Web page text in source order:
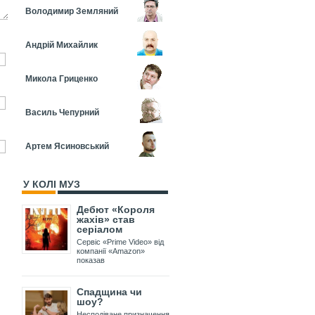
Володимир Земляний
Андрій Михайлик
Микола Гриценко
Василь Чепурний
Артем Ясиновський
У КОЛІ МУЗ
Дебют «Короля
жахів» став
серіалом
Сервіс «Prime Video» від
компанії «Amazon»
показав
Спадщина чи
шоу?